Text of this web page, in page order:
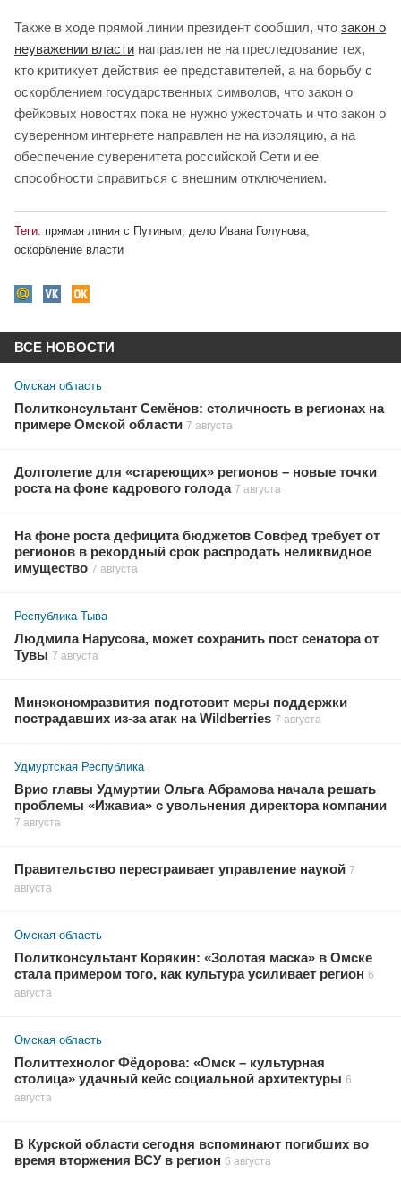
Также в ходе прямой линии президент сообщил, что закон о
неуважении власти направлен не на преследование тех,
кто критикует действия ее представителей, а на борьбу с
оскорблением государственных символов, что закон о
фейковых новостях пока не нужно ужесточать и что закон о
суверенном интернете направлен не на изоляцию, а на
обеспечение суверенитета российской Сети и ее
способности справиться с внешним отключением.
Теги: прямая линия с Путиным, дело Ивана Голунова,
оскорбление власти
ВСЕ НОВОСТИ
Омская область
Политконсультант Семёнов: столичность в регионах на
примере Омской области 7 августа
Долголетие для «стареющих» регионов – новые точки
роста на фоне кадрового голода 7 августа
На фоне роста дефицита бюджетов Совфед требует от
регионов в рекордный срок распродать неликвидное
имущество 7 августа
Республика Тыва
Людмила Нарусова, может сохранить пост сенатора от
Тувы 7 августа
Минэкономразвития подготовит меры поддержки
пострадавших из-за атак на Wildberries 7 августа
Удмуртская Республика
Врио главы Удмуртии Ольга Абрамова начала решать
проблемы «Ижавиа» с увольнения директора компании
7 августа
Правительство перестраивает управление наукой 7
августа
Омская область
Политконсультант Корякин: «Золотая маска» в Омске
стала примером того, как культура усиливает регион 6
августа
Омская область
Политтехнолог Фёдорова: «Омск – культурная
столица» удачный кейс социальной архитектуры 6
августа
В Курской области сегодня вспоминают погибших во
время вторжения ВСУ в регион 6 августа